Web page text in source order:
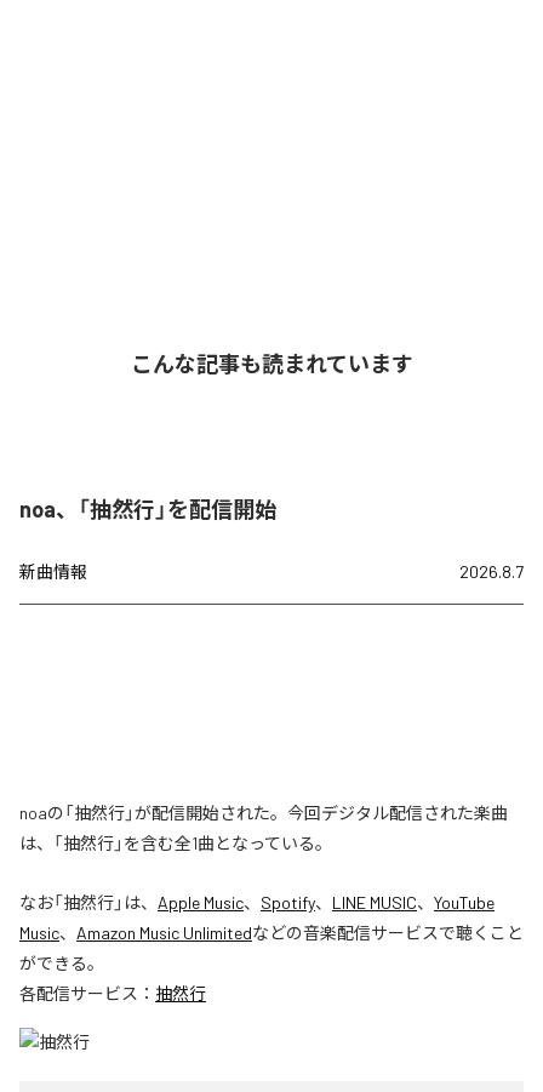
こんな記事も読まれています
noa、「抽然行」を配信開始
新曲情報 2026.8.7
noaの「抽然行」が配信開始された。今回デジタル配信された楽曲
は、「抽然行」を含む全1曲となっている。
なお「抽然行」は、 Apple Music、 Spotify、 LINE MUSIC、 YouTube
Music、 Amazon Music Unlimitedなどの音楽配信サービスで聴くこと
ができる。
各配信サービス： 抽然行